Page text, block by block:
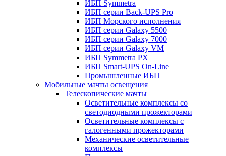
ИБП Symmetra
ИБП серии Back-UPS Pro
ИБП Морского исполнения
ИБП серии Galaxy 5500
ИБП серии Galaxy 7000
ИБП серии Galaxy VM
ИБП Symmetra PX
ИБП Smart-UPS On-Line
Промышленные ИБП
Мобильные мачты освещения
Телескопические мачты
Осветительные комплексы со
светодиодными прожекторами
Осветительные комплексы с
галогенными прожекторами
Механические осветительные
комплексы